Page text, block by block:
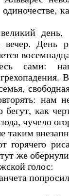
день,
вечер. День
сами:
нам
как
чучело
горячего
же
голос: